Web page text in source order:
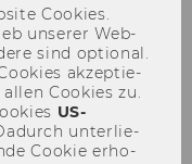
Coo­kies.
un­se­rer Web­
sind op­tio­nal.
ak­zep­tie­
Coo­kies zu.
US-​
un­ter­lie­
Coo­kie er­ho­